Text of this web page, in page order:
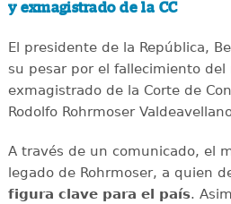
y exmagistrado de la CC
El presidente de la República,
su pesar por el fallecimiento
exmagistrado de la Corte de
Rodolfo Rohrmoser
A través de un comunicado, el
legado de Rohrmoser, a quien
figura clave para el país.